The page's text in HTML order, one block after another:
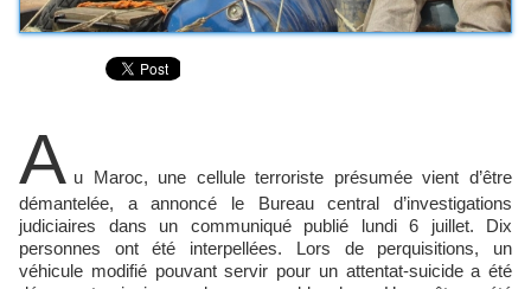
A u Maroc, une cellule terroriste présumée vient d’être
démantelée, a annoncé le Bureau central d’investigations
judiciaires dans un communiqué publié lundi 6 juillet. Dix
personnes ont été interpellées. Lors de perquisitions, un
véhicule modifié pouvant servir pour un attentat-suicide a été